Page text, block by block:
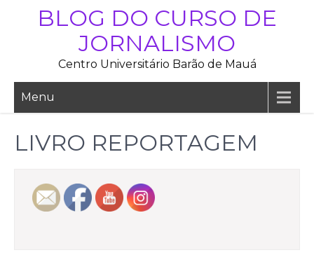
BLOG DO CURSO DE
JORNALISMO
Centro Universitário Barão de Mauá
Menu
LIVRO REPORTAGEM